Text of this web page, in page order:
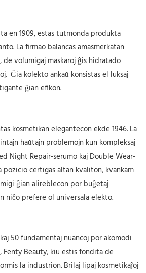
en 1909, estas tutmonda produkta
La firmao balancas amasmerkatan
de volumigaj maskaroj ĝis hidratado
Ĝia kolekto ankaŭ konsistas el luksaj
ĝian efikon.
kosmetikan elegantecon ekde 1946. La
haŭtajn problemojn kun kompleksaj
Night Repair-serumo kaj Double Wear-
certigas altan kvaliton, kvankam
ĝian alireblecon por buĝetaj
niĉo prefere ol universala elekto.
50 fundamentaj nuancoj por akomodi
Fenty Beauty, kiu estis fondita de
la industrion. Brilaj lipaj kosmetikaĵoj